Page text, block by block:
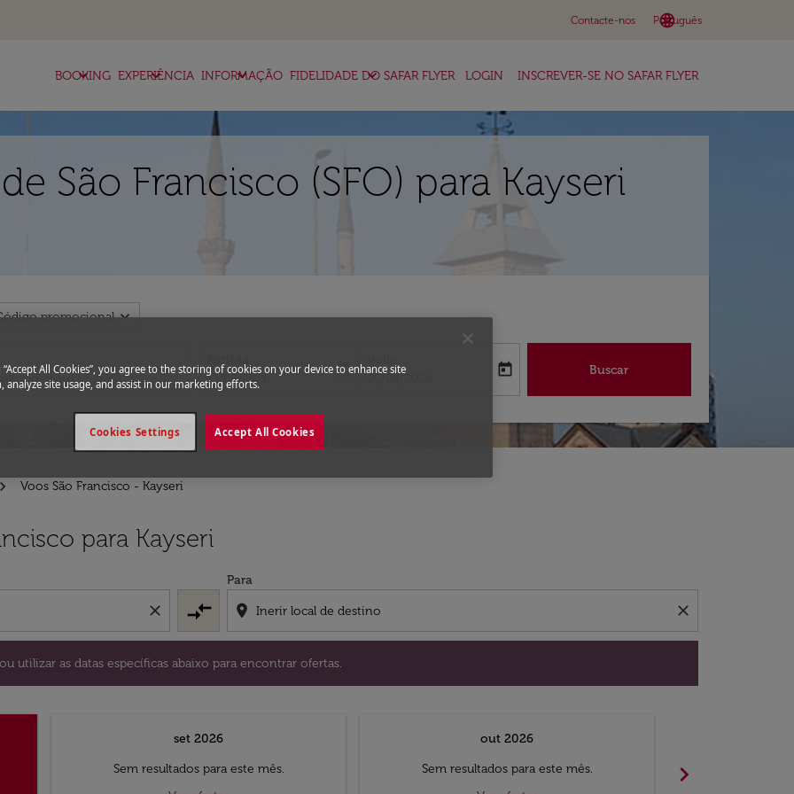
Contacte-nos language
Português
keyboard_arrow_down
BOOKING
keyboard_arrow_down EXPERIÊNCIA
keyboard_arrow_down INFORMAÇÃO
keyboard_arrow_down FIDELIDADE DO SAFAR FLYER
keyboard_arrow_down LOGIN INSCREVER-SE NO SAFAR FLYER
São Francisco (SFO) para Kayseri
promocionalexpand_more
fc-booking-departure-date-aria-label
13/08/2026
today
fc-booking-return-date-aria-label
today Buscar
Voos São Francisco - Kayseri
para Kayseri
close compare_arrows
Para
location_on close
utilizar as datas específicas abaixo para encontrar ofertas.
ou utilizar as datas específicas abaixo para encontrar ofertas.
set 2026
Sem resultados para este mês.
out 2026
Sem resultados para este mês.
chevron_right
“Accept All Cookies”, you agree to the storing of cookies on your device to enhance site
analyze site usage, and assist in our marketing efforts.
Accept All Cookies
Cookies Settings